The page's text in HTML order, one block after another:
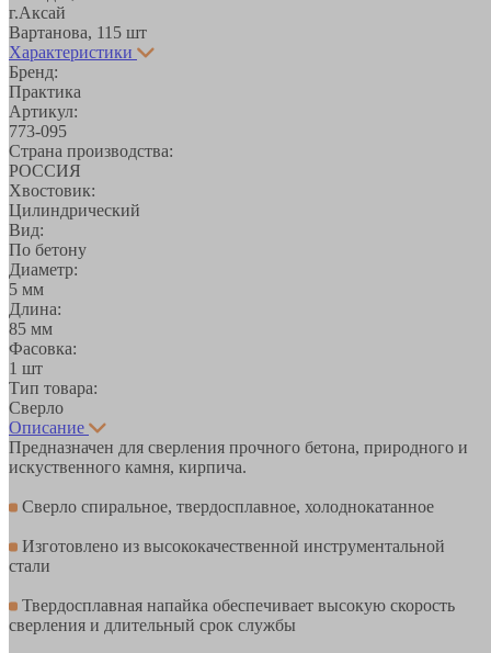
г.Аксай
Вартанова, 11 5 шт
Характеристики
Бренд:
Практика
Артикул:
773-095
Страна производства:
РОССИЯ
Хвостовик:
Цилиндрический
Вид:
По бетону
Диаметр:
5 мм
Длина:
85 мм
Фасовка:
1 шт
Тип товара:
Сверло
Описание
Предназначен для сверления прочного бетона, природного и
искуственного камня, кирпича.
Сверло спиральное, твердосплавное, холоднокатанное
Изготовлено из высококачественной инструментальной
стали
Твердосплавная напайка обеспечивает высокую скорость
сверления и длительный срок службы